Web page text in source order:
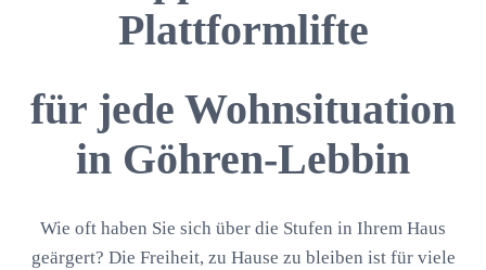
Plattformlifte
für jede Wohnsituation
in Göhren-Lebbin
Wie oft haben Sie sich über die Stufen in Ihrem Haus
geärgert? Die Freiheit, zu Hause zu bleiben ist für viele